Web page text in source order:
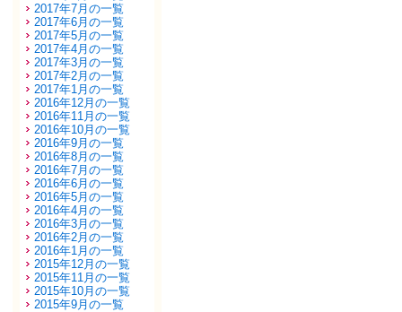
2017年7月の一覧
2017年6月の一覧
2017年5月の一覧
2017年4月の一覧
2017年3月の一覧
2017年2月の一覧
2017年1月の一覧
2016年12月の一覧
2016年11月の一覧
2016年10月の一覧
2016年9月の一覧
2016年8月の一覧
2016年7月の一覧
2016年6月の一覧
2016年5月の一覧
2016年4月の一覧
2016年3月の一覧
2016年2月の一覧
2016年1月の一覧
2015年12月の一覧
2015年11月の一覧
2015年10月の一覧
2015年9月の一覧